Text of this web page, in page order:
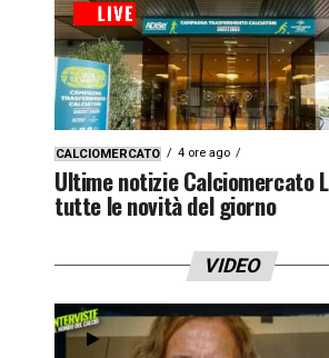
CALCIOMERCATO 4 ore ago
Ultime notizie Calciomercato
tutte le novità del giorno
VIDEO